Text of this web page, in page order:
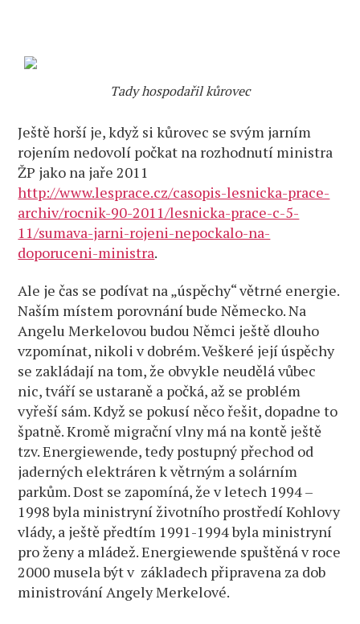
Tady hospodařil kůrovec
Ještě horší je, když si kůrovec se svým jarním
rojením nedovolí počkat na rozhodnutí ministra
ŽP jako na jaře 2011
http://www.lesprace.cz/casopis-lesnicka-prace-
archiv/rocnik-90-2011/lesnicka-prace-c-5-
11/sumava-jarni-rojeni-nepockalo-na-
doporuceni-ministra.
Ale je čas se podívat na „úspěchy“ větrné energie.
Naším místem porovnání bude Německo. Na
Angelu Merkelovou budou Němci ještě dlouho
vzpomínat, nikoli v dobrém. Veškeré její úspěchy
se zakládají na tom, že obvykle neudělá vůbec
nic, tváří se ustaraně a počká, až se problém
vyřeší sám. Když se pokusí něco řešit, dopadne to
špatně. Kromě migrační vlny má na kontě ještě
tzv. Energiewende, tedy postupný přechod od
jaderných elektráren k větrným a solárním
parkům. Dost se zapomíná, že v letech 1994 –
1998 byla ministryní životního prostředí Kohlovy
vlády, a ještě předtím 1991-1994 byla ministryní
pro ženy a mládež. Energiewende spuštěná v roce
2000 musela být v základech připravena za dob
ministrování Angely Merkelové.